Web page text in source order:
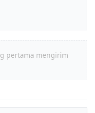
pertama mengirim